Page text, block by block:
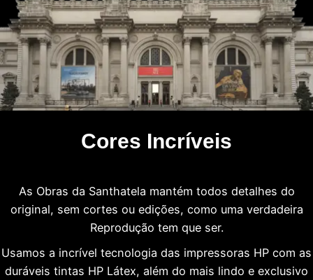
Cores Incríveis
As Obras da Santhatela mantém todos detalhes do
original, sem cortes ou edições, como uma verdadeira
Reprodução tem que ser.
Usamos a incrível tecnologia das impressoras HP com as
duráveis tintas HP Látex, além do mais lindo e exclusivo